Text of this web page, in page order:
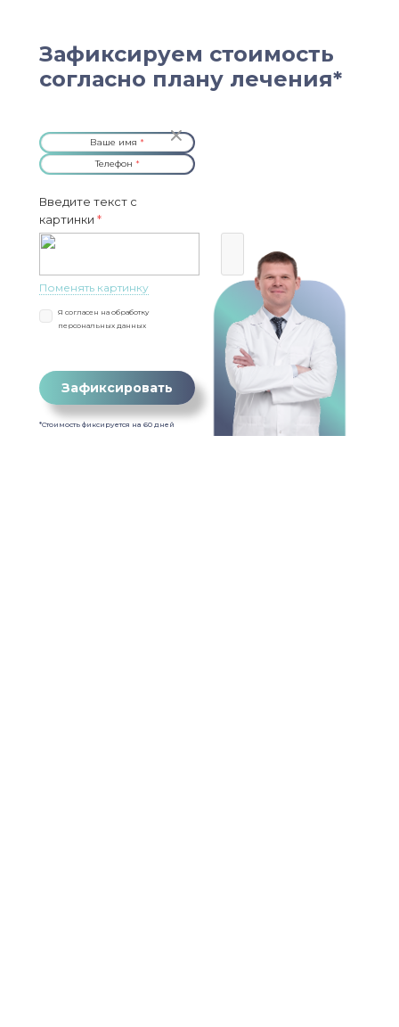
Зафиксируем стоимость
согласно плану лечения*
Ваше имя *
Телефон *
Введите текст с
картинки *
Поменять картинку
Я согласен на обработку
персональных данных
Зафиксировать
*Стоимость фиксируется на 60 дней